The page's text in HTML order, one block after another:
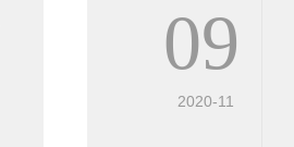
09
2020-11